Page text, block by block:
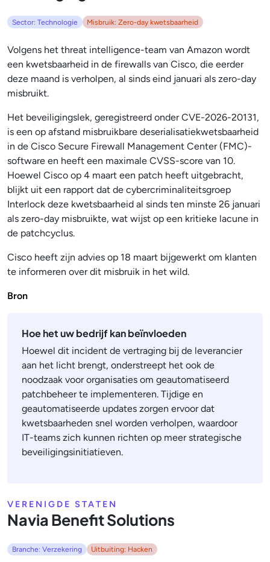
Sector: Technologie Misbruik: Zero-day kwetsbaarheid
Volgens het threat intelligence-team van Amazon wordt
een kwetsbaarheid in de firewalls van Cisco, die eerder
deze maand is verholpen, al sinds eind januari als zero-day
misbruikt.
Het beveiligingslek, geregistreerd onder CVE-2026-20131,
is een op afstand misbruikbare deserialisatiekwetsbaarheid
in de Cisco Secure Firewall Management Center (FMC)-
software en heeft een maximale CVSS-score van 10.
Hoewel Cisco op 4 maart een patch heeft uitgebracht,
blijkt uit een rapport dat de cybercriminaliteitsgroep
Interlock deze kwetsbaarheid al sinds ten minste 26 januari
als zero-day misbruikte, wat wijst op een kritieke lacune in
de patchcyclus.
Cisco heeft zijn advies op 18 maart bijgewerkt om klanten
te informeren over dit misbruik in het wild.
Bron
Hoe het uw bedrijf kan beïnvloeden
Hoewel dit incident de vertraging bij de leverancier
aan het licht brengt, onderstreept het ook de
noodzaak voor organisaties om geautomatiseerd
patchbeheer te implementeren. Tijdige en
geautomatiseerde updates zorgen ervoor dat
kwetsbaarheden snel worden verholpen, waardoor
IT-teams zich kunnen richten op meer strategische
beveiligingsinitiatieven.
VERENIGDE STATEN
Navia Benefit Solutions
Branche: Verzekering Uitbuiting: Hacken